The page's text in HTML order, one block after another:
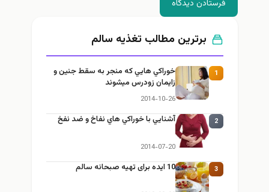
فرستادن دیدگاه
برترین مطالب تغذيه سالم
1
خوراكي هايي كه منجر به سقط جنين و
زايمان زودرس ميشوند
2014-10-26
2 آشنايي با خوراكي هاي نفاخ و ضد نفخ
2014-07-20
3 10 ایده برای تهیه صبحانه سالم